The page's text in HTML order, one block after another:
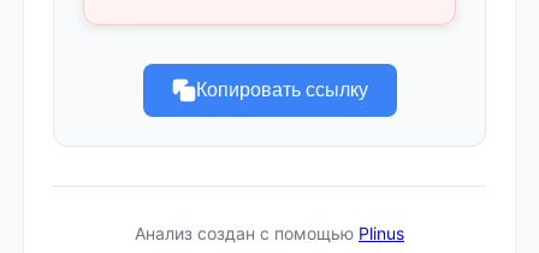
Копировать ссылку
Анализ создан с помощью Plinus